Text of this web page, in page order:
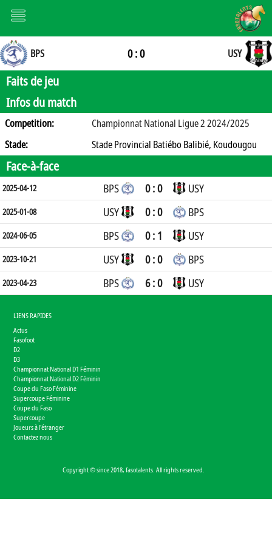
BPS 0 : 0 USY
Faits de jeu
Infos du match
Competition:
Championnat National Ligue 2 2024/2025
Stade:
Stade Provincial Batiébo Balibié, Koudougou
Face-à-face
2025-04-12 BPS 0 : 0 USY
2025-01-08 USY 0 : 0 BPS
2024-06-05 BPS 0 : 1 USY
2023-10-21 USY 0 : 0 BPS
2023-04-23 BPS 6 : 0 USY
LIENS RAPIDES
Actus
Fasofoot
D2
D3
Championnat National D1 Féminin
Championnat National D2 Féminin
Coupe du Faso Féminine
Supercoupe Féminine
Coupe du Faso
Supercoupe
Joueurs à l'étranger
Contactez nous
Copyright © since 2018, fasotalents. All rights reserved.